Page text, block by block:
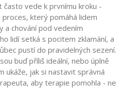
často vede k prvnímu kroku -
proces, který pomáhá lidem
a chování pod vedením
lidí setká s pocitem zklamání, a
pustí do pravidelných sezení.
buď příliš ideální, nebo úplně
ukáže, jak si nastavit správná
aby terapie pomohla - ne